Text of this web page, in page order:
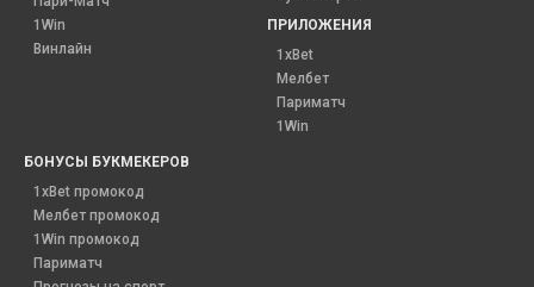
1Win
Винлайн
ПРИЛОЖЕНИЯ
1xBet
Мелбет
Париматч
1Win
БОНУСЫ БУКМЕКЕРОВ
1xBet промокод
Мелбет промокод
1Win промокод
Париматч